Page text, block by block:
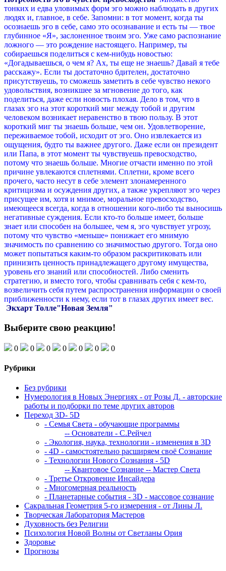
тонких и едва уловимых форм эго можно наблюдать в других
людях и, главное, в себе. Запомни: в тот момент, когда ты
осознаешь эго в себе, само это осознавание и есть ты — твое
глубинное «Я», заслоненное твоим эго. Уже само распознание
ложного — это рождение настоящего. Например, ты
собираешься поделиться с кем-нибудь новостью:
«Догадываешься, о чем я? Ах, ты еще не знаешь? Давай я тебе
расскажу». Если ты достаточно бдителен, достаточно
присутствуешь, то сможешь заметить в себе чувство некого
удовольствия, возникшее за мгновение до того, как
поделиться, даже если новость плохая. Дело в том, что в
глазах эго на этот короткий миг между тобой и другим
человеком возникает неравенство в твою пользу. В этот
короткий миг ты знаешь больше, чем он. Удовлетворение,
переживаемое тобой, исходит от эго. Оно извлекается из
ощущения, будто ты важнее другого. Даже если он президент
или Папа, в этот момент ты чувствуешь превосходство,
потому что знаешь больше. Многие отчасти именно по этой
причине увлекаются сплетнями. Сплетни, кроме всего
прочего, часто несут в себе элемент злонамеренного
критицизма и осуждения других, а также укрепляют эго через
присущее им, хотя и мнимое, моральное превосходство,
имеющееся всегда, когда в отношении кого-либо ты выносишь
негативные суждения. Если кто-то больше имеет, больше
знает или способен на большее, чем я, эго чувствует угрозу,
потому что чувство «меньше» понижает его мнимую
значимость по сравнению со значимостью другого. Тогда оно
может попытаться каким-то образом раскритиковать или
принизить ценность принадлежащего другому имущества,
уровень его знаний или способностей. Либо сменить
стратегию, и вместо того, чтобы сравнивать себя с кем-то,
возвеличить себя путем распространения информации о своей
приближенности к нему, если тот в глазах других имеет вес.
Экхарт Толле"Новая Земля"
Выберите свою реакцию!
0 0 0 0 0 0 0
Рубрики
Без рубрики
Нумерология в Новых Энергиях - от Розы Д. - авторские
работы и подборки по теме других авторов
Переход 3D- 5D
- Семья Света - обучающие программы
-- Основатели - С.Рейчел
- Экология, наука, технологии - изменения в 3D
- 4D - самостоятельно расширяем своё Сознание
- Технологии Нового Сознания - 5D
-- Квантовое Сознание -- Мастер Света
- Третье Откровение Инсайдера
- Многомерная реальность
- Планетарные события - 3D - массовое сознание
Сакральная Геометрия 5-го измерения - от Лины Л.
Творческая Лаборатория Мастеров
Духовность без Религии
Психология Новой Волны от Светланы Ория
Здоровье
Прогнозы